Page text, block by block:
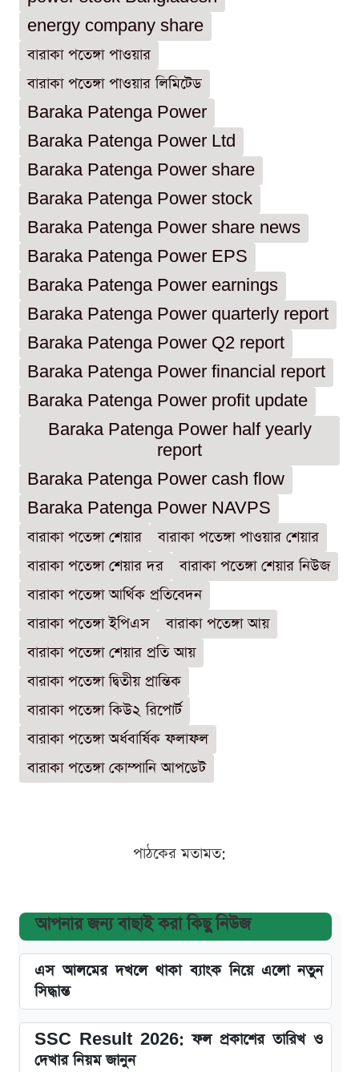
energy company share
বারাকা পতেঙ্গা পাওয়ার
বারাকা পতেঙ্গা পাওয়ার লিমিটেড
Baraka Patenga Power
Baraka Patenga Power Ltd
Baraka Patenga Power share
Baraka Patenga Power stock
Baraka Patenga Power share news
Baraka Patenga Power EPS
Baraka Patenga Power earnings
Baraka Patenga Power quarterly report
Baraka Patenga Power Q2 report
Baraka Patenga Power financial report
Baraka Patenga Power profit update
Baraka Patenga Power half yearly
report
Baraka Patenga Power cash flow
Baraka Patenga Power NAVPS
বারাকা পতেঙ্গা শেয়ার
বারাকা পতেঙ্গা পাওয়ার শেয়ার
বারাকা পতেঙ্গা শেয়ার দর
বারাকা পতেঙ্গা শেয়ার নিউজ
বারাকা পতেঙ্গা আর্থিক প্রতিবেদন
বারাকা পতেঙ্গা ইপিএস
বারাকা পতেঙ্গা আয়
বারাকা পতেঙ্গা শেয়ার প্রতি আয়
বারাকা পতেঙ্গা দ্বিতীয় প্রান্তিক
বারাকা পতেঙ্গা কিউ২ রিপোর্ট
বারাকা পতেঙ্গা অর্ধবার্ষিক ফলাফল
বারাকা পতেঙ্গা কোম্পানি আপডেট
পাঠকের মতামত:
আপনার জন্য বাছাই করা কিছু নিউজ
এস আলমের দখলে থাকা ব্যাংক নিয়ে এলো নতুন
সিদ্ধান্ত
SSC Result 2026: ফল প্রকাশের তারিখ ও
দেখার নিয়ম জানুন